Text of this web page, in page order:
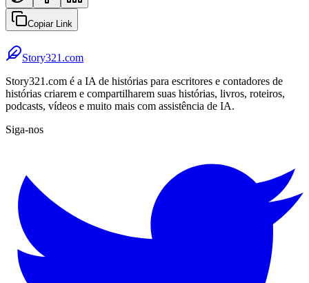
Copiar Link
Story321.com
Story321.com é a IA de histórias para escritores e contadores de
histórias criarem e compartilharem suas histórias, livros, roteiros,
podcasts, vídeos e muito mais com assistência de IA.
Siga-nos